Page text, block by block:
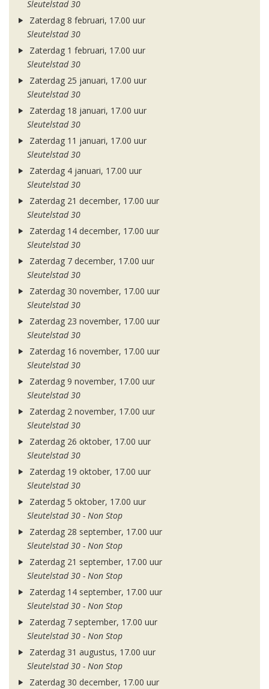
Sleutelstad 30
Zaterdag 8 februari, 17.00 uur
Sleutelstad 30
Zaterdag 1 februari, 17.00 uur
Sleutelstad 30
Zaterdag 25 januari, 17.00 uur
Sleutelstad 30
Zaterdag 18 januari, 17.00 uur
Sleutelstad 30
Zaterdag 11 januari, 17.00 uur
Sleutelstad 30
Zaterdag 4 januari, 17.00 uur
Sleutelstad 30
Zaterdag 21 december, 17.00 uur
Sleutelstad 30
Zaterdag 14 december, 17.00 uur
Sleutelstad 30
Zaterdag 7 december, 17.00 uur
Sleutelstad 30
Zaterdag 30 november, 17.00 uur
Sleutelstad 30
Zaterdag 23 november, 17.00 uur
Sleutelstad 30
Zaterdag 16 november, 17.00 uur
Sleutelstad 30
Zaterdag 9 november, 17.00 uur
Sleutelstad 30
Zaterdag 2 november, 17.00 uur
Sleutelstad 30
Zaterdag 26 oktober, 17.00 uur
Sleutelstad 30
Zaterdag 19 oktober, 17.00 uur
Sleutelstad 30
Zaterdag 5 oktober, 17.00 uur
Sleutelstad 30 - Non Stop
Zaterdag 28 september, 17.00 uur
Sleutelstad 30 - Non Stop
Zaterdag 21 september, 17.00 uur
Sleutelstad 30 - Non Stop
Zaterdag 14 september, 17.00 uur
Sleutelstad 30 - Non Stop
Zaterdag 7 september, 17.00 uur
Sleutelstad 30 - Non Stop
Zaterdag 31 augustus, 17.00 uur
Sleutelstad 30 - Non Stop
Zaterdag 30 december, 17.00 uur